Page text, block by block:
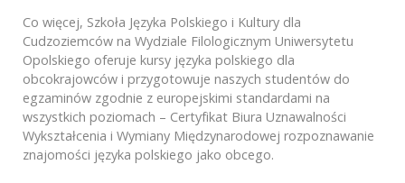
Co więcej, Szkoła Języka Polskiego i Kultury dla
Cudzoziemców na Wydziale Filologicznym Uniwersytetu
Opolskiego oferuje kursy języka polskiego dla
obcokrajowców i przygotowuje naszych studentów do
egzaminów zgodnie z europejskimi standardami na
wszystkich poziomach – Certyfikat Biura Uznawalności
Wykształcenia i Wymiany Międzynarodowej rozpoznawanie
znajomości języka polskiego jako obcego.